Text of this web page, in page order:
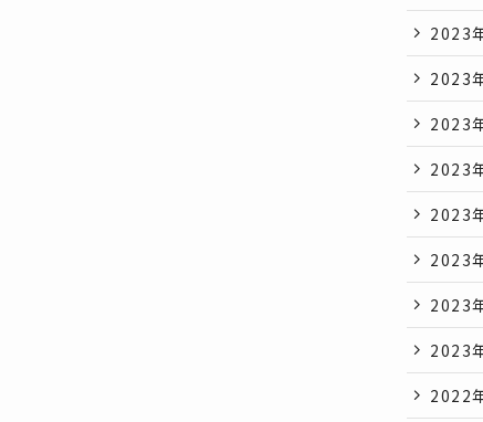
2023
2023
2023
2023
2023
2023
2023
2023
2022